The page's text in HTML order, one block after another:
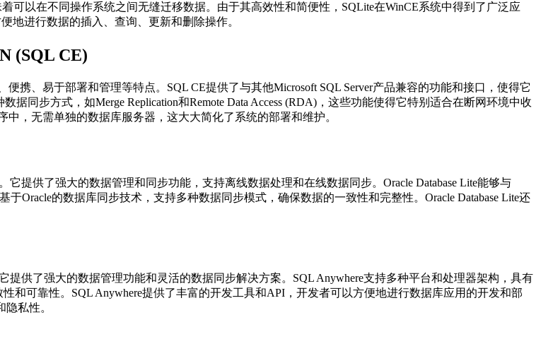
可以在不同操作系统之间无缝迁移数据。由于其高效性和简便性，SQLite在WinCE系统中得到了广泛应
地进行数据的插入、查询、更新和删除操作。
(SQL CE)
携、易于部署和管理等特点。SQL CE提供了与其他Microsoft SQL Server产品兼容的功能和接口，使得它
同步方式，如Merge Replication和Remote Data Access (RDA)，这些功能使得它特别适合在断网环境中收
，无需单独的数据库服务器，这大大简化了系统的部署和维护。
提供了强大的数据管理和同步功能，支持离线数据处理和在线数据同步。Oracle Database Lite能够与
Oracle的数据库同步技术，支持多种数据同步模式，确保数据的一致性和完整性。Oracle Database Lite还
提供了强大的数据管理功能和灵活的数据同步解决方案。SQL Anywhere支持多种平台和处理器架构，具有
和可靠性。SQL Anywhere提供了丰富的开发工具和API，开发者可以方便地进行数据库应用的开发和部
私性。